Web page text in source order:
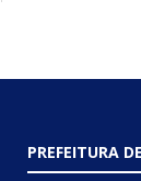
PREFEITURA